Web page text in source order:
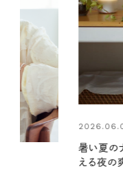
お出かけ
の一日。